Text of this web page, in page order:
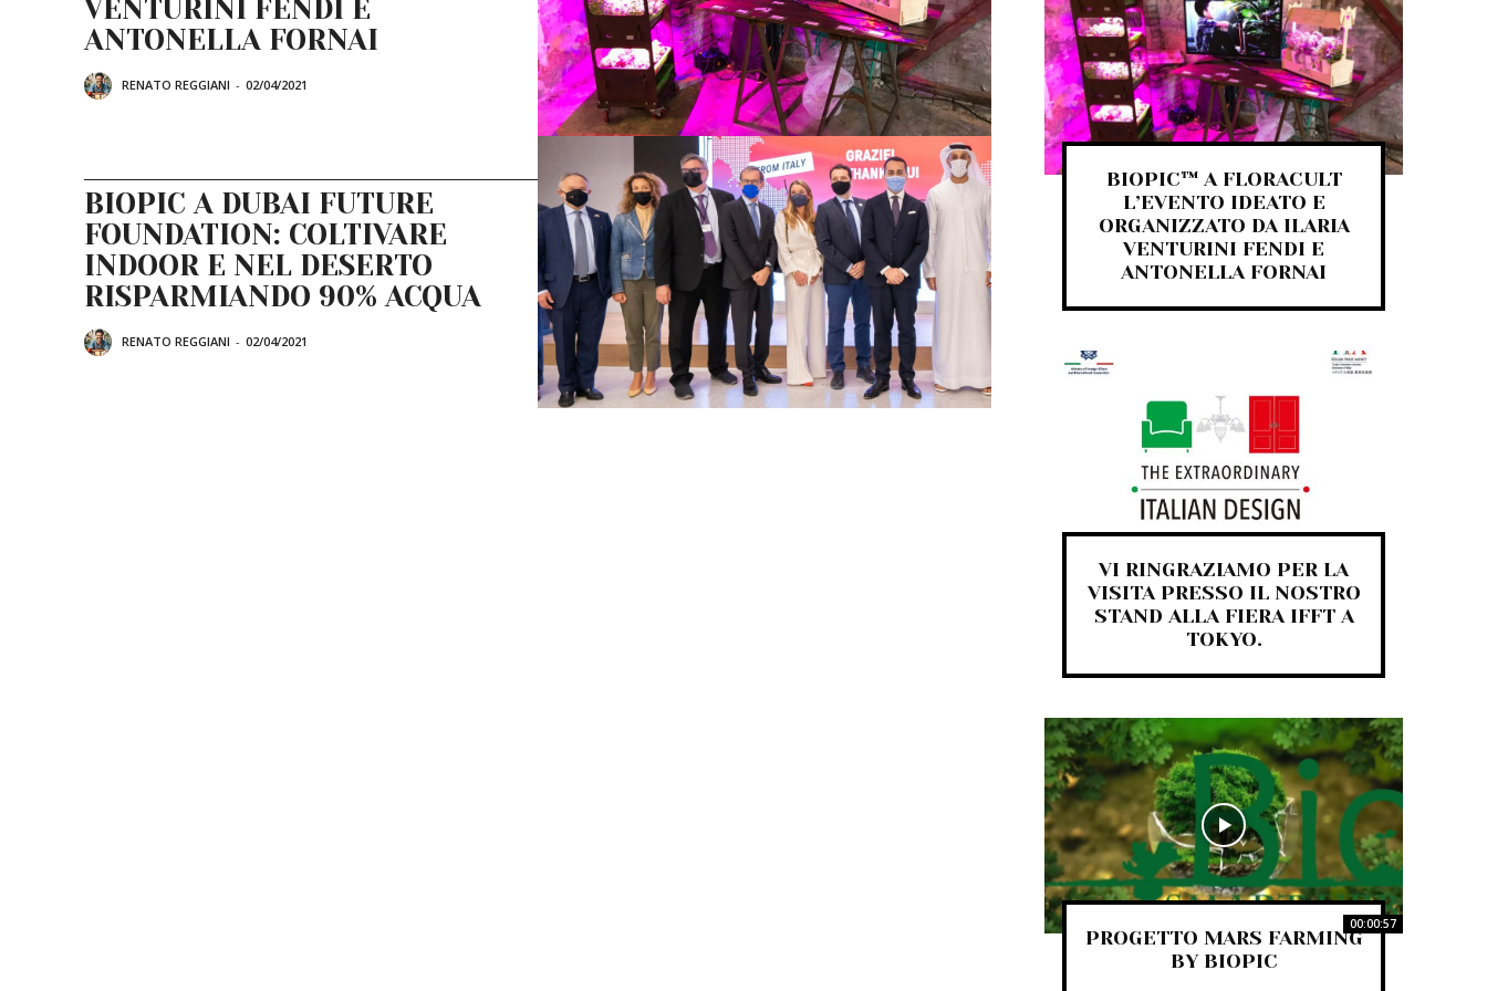
VENTURINI FENDI E
ANTONELLA FORNAI
RENATO REGGIANI - 02/04/2021
BIOPIC A DUBAI FUTURE
FOUNDATION: COLTIVARE
INDOOR E NEL DESERTO
RISPARMIANDO 90% ACQUA
RENATO REGGIANI - 02/04/2021
BIOPIC™ A FLORACULT
L’EVENTO IDEATO E
ORGANIZZATO DA ILARIA
VENTURINI FENDI E
ANTONELLA FORNAI
VI RINGRAZIAMO PER LA
VISITA PRESSO IL NOSTRO
STAND ALLA FIERA IFFT A
TOKYO.
00:00:57
PROGETTO MARS FARMING
BY BIOPIC